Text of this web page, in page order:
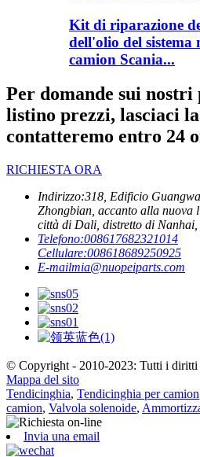
Kit di riparazione
dell'olio del sistema
camion Scania...
Per domande sui
listino prezzi, lasciaci
contatteremo entro 24
RICHIESTA ORA
Indirizzo:318, Edificio
Zhongbian, accanto alla nuova
città di Dali, distretto di
Telefono:008617682321014
Cellulare:008618689250925
E-mailmia@nuopeiparts.com
© Copyright - 2010-2023: Tutti i diritti
Mappa del sito
Tendicinghia, Tendicinghia per camion
camion, Valvola solenoide,
Invia una email